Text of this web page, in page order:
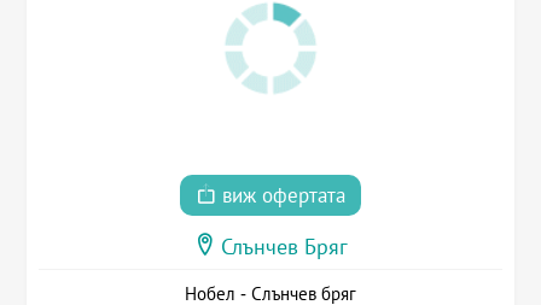
виж офертата
Слънчев Бряг
Нобел - Слънчев бряг